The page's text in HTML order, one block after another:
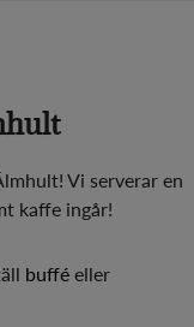
Vi serverar en
kaffe ingår!
buffé eller